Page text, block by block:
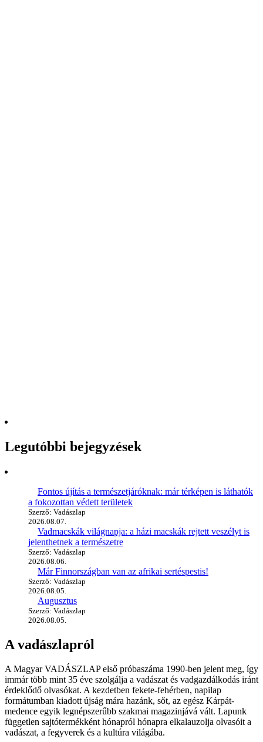
Legutóbbi bejegyzések
Fontos újítás a természetjáróknak: már térképen is láthatók
a fokozottan védett területek
Szerző: Vadászlap
2026.08.07.
Vadmacskák világnapja: a házi macskák rejtett veszélyt is
jelenthetnek a természetre
Szerző: Vadászlap
2026.08.06.
Már Finnországban van az afrikai sertéspestis!
Szerző: Vadászlap
2026.08.05.
Augusztus
Szerző: Vadászlap
2026.08.05.
A vadászlapról
A Magyar VADÁSZLAP első próbaszáma 1990-ben jelent meg, így
immár több mint 35 éve szolgálja a vadászat és vadgazdálkodás iránt
érdeklődő olvasókat. A kezdetben fekete-fehérben, napilap
formátumban kiadott újság mára hazánk, sőt, az egész Kárpát-
medence egyik legnépszerűbb szakmai magazinjává vált. Lapunk
független sajtótermékként hónapról hónapra elkalauzolja olvasóit a
vadászat, a fegyverek és a kultúra világába.